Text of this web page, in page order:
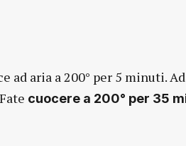
ad aria a 200° per 5 minuti.
cuocere a 200° per 35